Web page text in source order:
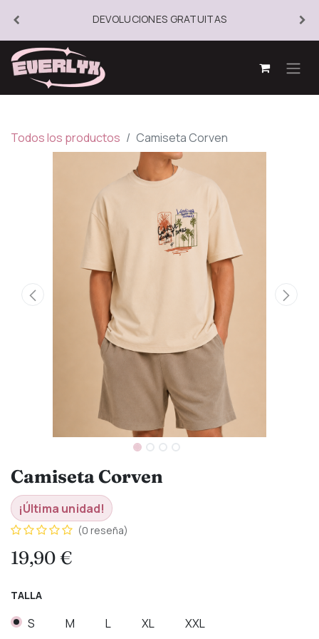
DEVOLUCIONES GRATUITAS
Todos los productos Camiseta Corven
Camiseta Corven
¡Última unidad!
(0 reseña)
19,90€
TALLA
S M L XL XXL